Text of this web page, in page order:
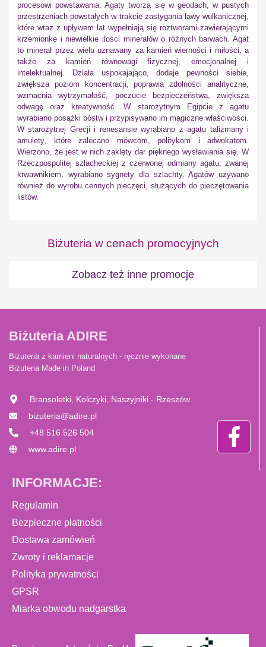
procesowi powstawania. Agaty tworzą się w geodach, w pustych
przestrzeniach powstałych w trakcie zastygania lawy wulkanicznej,
które wraz z upływem lat wypełniają się roztworami zawierającymi
krzemionkę i niewielkie ilości minerałów o różnych barwach. Agat
to minerał przez wielu uznawany za kamień wierności i miłości, a
także za kamień równowagi fizycznej, emocjonalnej i
intelektualnej. Działa uspokajająco, dodaje pewności siebie,
zwiększa poziom koncentracji, poprawia zdolności analityczne,
wzmacnia wytrzymałość, poczucie bezpieczeństwa, zwiększa
odwagę oraz kreatywność. W starożytnym Egipcie z agatu
wyrabiano posążki bóstw i przypisywano im magiczne właściwości.
W starożytnej Grecji i renesansie wyrabiano z agatu talizmany i
amulety, które zalecano mówcom, politykom i adwokatom.
Wierzono, że jest w nich zaklęty dar pięknego wysławiania się. W
Rzeczpospolitej szlacheckiej z czerwonej odmiany agatu, zwanej
krwawnikiem, wyrabiano sygnety dla szlachty. Agatów używano
również do wyrobu cennych pieczęci, służących do pieczętowania
listów.
Biżuteria w cenach promocyjnych
Zobacz też inne promocje
Biżuteria ADIRE
Biżuteria z kamieni naturalnych - ręcznie wykonane
Biżuteria Made in Poland
Bransoletki, Kolczyki, Naszyjniki - Rzeszów
bizuteria@adire.pl
+48 516 526 504
www.adire.pl
INFORMACJE:
Regulamin
Bezpieczne płatności
Dostawa zamówień
Zwroty i reklamacje
Polityka prywatności
GPSR
Miarka obwodu nadgarstka